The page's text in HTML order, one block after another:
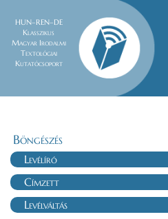
HUN–REN–DE
Klasszikus
Magyar Irodalmi
Textológiai
Kutatócsoport
Böngészés
Levélíró
Címzett
Levélváltás